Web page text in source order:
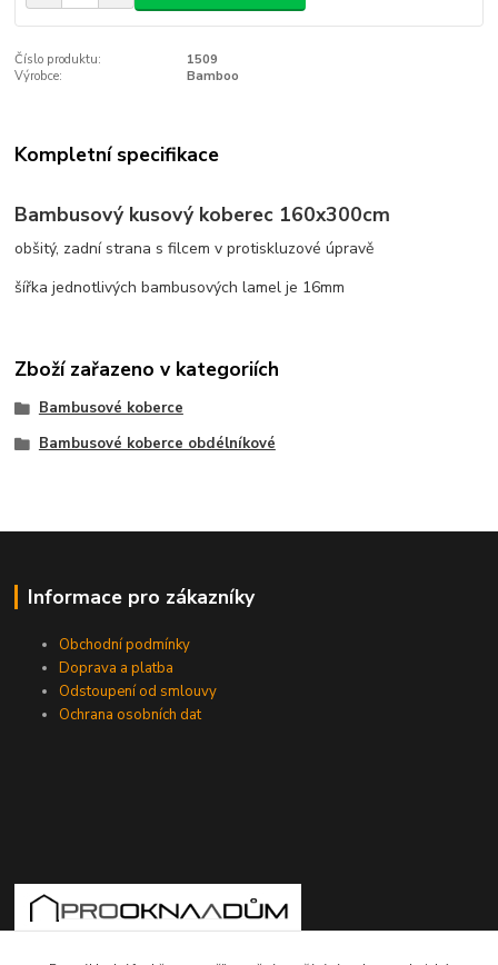
Číslo produktu:
1509
Výrobce:
Bamboo
Kompletní specifikace
Bambusový kusový koberec 160x300cm
obšitý, zadní strana s filcem v protiskluzové úpravě
šířka jednotlivých bambusových lamel je 16mm
Zboží zařazeno v kategoriích
Bambusové koberce
Bambusové koberce obdélníkové
Informace pro zákazníky
Obchodní podmínky
Doprava a platba
Odstoupení od smlouvy
Ochrana osobních dat